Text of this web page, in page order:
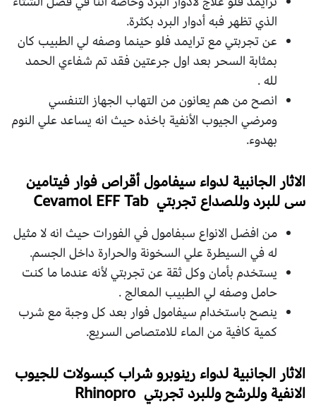
الذي تظهر فبه أدوار البرد بكثرة.
عن تجربتي مع ترايمد فلو حينما وصفه لي الطبيب كان
بمثابة السحر بعد اول جرعتين فقد تم شفاءي الحمد
لله .
انصح من هم يعانون من التهاب الجهاز التنفسي
ومرضي الجيوب الأنفية باخذه حيث انه يساعد علي النوم
بهدوء.
الاثار الجانبية لدواء سيفامول أقراص فوار فيتامين
سى للبرد وللصداع تجربتي Cevamol EFF Tab
من افضل الانواع سبفامول في الفورات حيث انه لا مثيل
له في السيطرة علي السخونة والحرارة داخل الجسم.
يستخدم بأمان وكل ثقة عن تجربتي لأنه عندما ما كنت
حامل وصفه لي الطبيب المعالج .
ينصح باستخدام سيفامول فوار بعد كل وجبة مع شرب
كمية كافية من الماء للامتصاص السريع.
الاثار الجانبية لدواء رينوبرو شراب كبسولات للجيوب
الانفية وللرشح وللبرد تجربتي Rhinopro